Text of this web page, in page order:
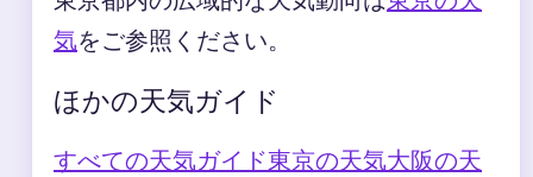
気をご参照ください。
ほかの天気ガイド
すべての天気ガイド東京の天気大阪の天